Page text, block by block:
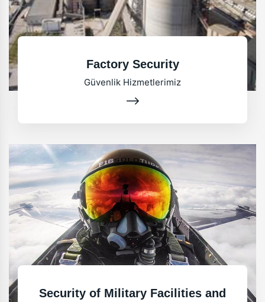
Factory Security
Güvenlik Hizmetlerimiz
Security of Military Facilities and